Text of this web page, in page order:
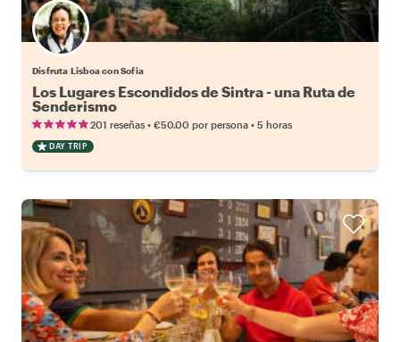
Disfruta Lisboa con Sofia
Los Lugares Escondidos de Sintra - una Ruta de
Senderismo
201 reseñas • €50.00 por persona • 5 horas
DAY TRIP